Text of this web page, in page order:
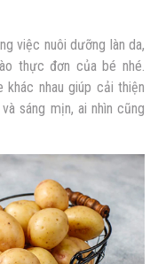
việc nuôi dưỡng làn da,
thực đơn của bé nhé.
nhau giúp cải thiện
sáng mịn, ai nhìn cũng